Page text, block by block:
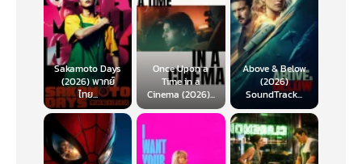
Sakamoto Days
(2026) พากย์
ไทย...
Once Upon a
Time in a
Cinema (2026)...
Above & Below
(2026)
SoundTrack...